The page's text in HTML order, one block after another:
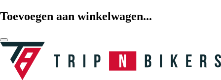
Toevoegen aan winkelwagen...